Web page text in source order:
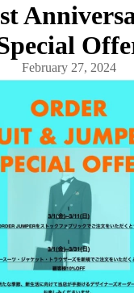
February 27, 2024